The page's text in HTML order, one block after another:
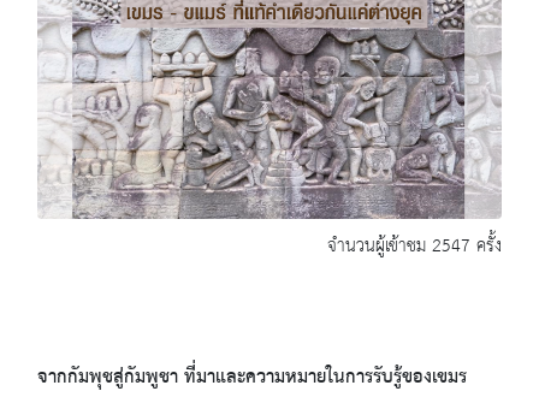
จำนวนผู้เข้าชม 2547 ครั้ง
จากกัมพุชสู่กัมพูชา ที่มาและความหมายในการรับรู้ของเขมร